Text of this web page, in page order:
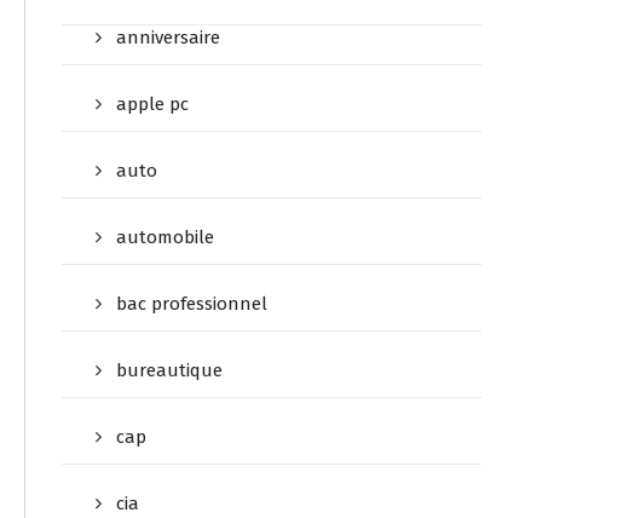
anniversaire
apple pc
auto
automobile
bac professionnel
bureautique
cap
cia